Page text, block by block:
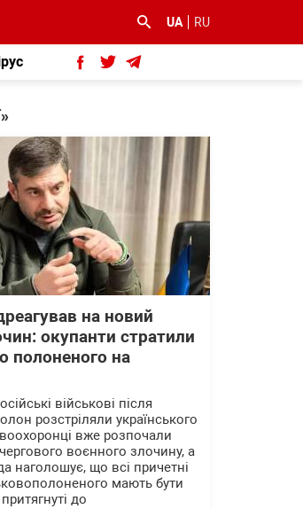
UA RU
на новий
окупанти стратили
полоненого на
військові після
розстріляли українського
вже розпочали
воєнного злочину, а
наголошує, що всі причетні
мають бути
до